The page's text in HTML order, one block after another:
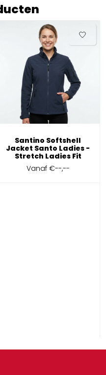
Santino Softshell
Jacket Santo Ladies -
Stretch Ladies Fit
Vanaf €--,--